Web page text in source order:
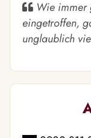
Wie immer
eingetroffen,
unglaublich